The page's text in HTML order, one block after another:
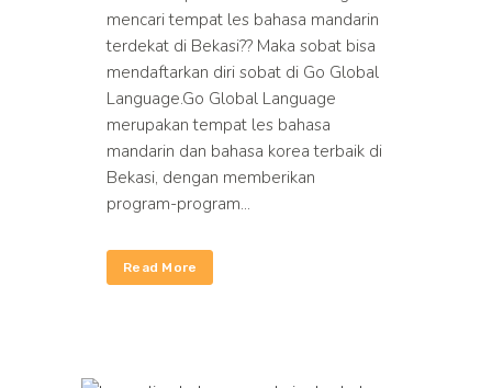
mencari tempat les bahasa mandarin
terdekat di Bekasi?? Maka sobat bisa
mendaftarkan diri sobat di Go Global
Language.Go Global Language
merupakan tempat les bahasa
mandarin dan bahasa korea terbaik di
Bekasi, dengan memberikan
program-program...
Read More